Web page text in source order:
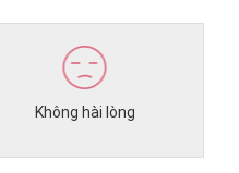
Không hài lòng